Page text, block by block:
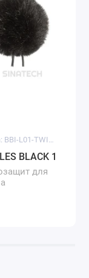
BLACK 1
для